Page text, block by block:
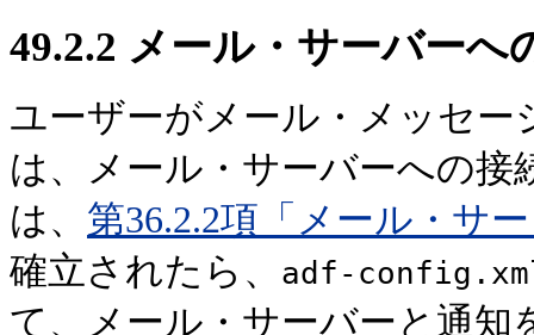
49.2.2 メール・サーバーへ
ユーザーがメール・メッセ
は、メール・サーバーへの
は、 第36.2.2項「メール・サ
確立されたら、
adf-
て、メール・サーバーと通知